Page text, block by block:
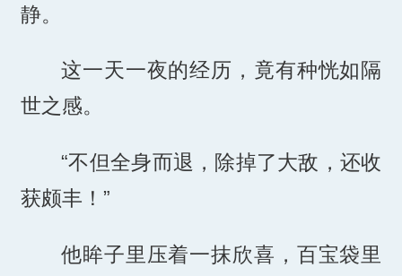
静。
这一天一夜的经历，竟有种恍如隔
世之感。
“不但全身而退，除掉了大敌，还收
获颇丰！”
他眸子里压着一抹欣喜，百宝袋里